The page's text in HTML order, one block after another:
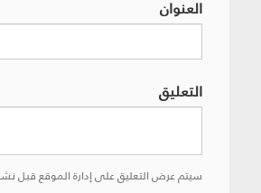
العنوان
التعليق
سيتم عرض التعليق على إدارة الموقع قبل